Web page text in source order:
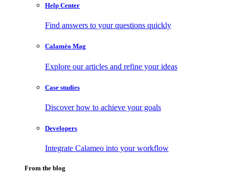
Help Center
Find answers to your questions quickly
Calaméo Mag
Explore our articles and refine your ideas
Case studies
Discover how to achieve your goals
Developers
Integrate Calameo into your workflow
From the blog